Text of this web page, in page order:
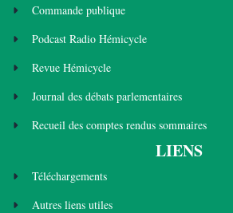
Commande publique
Podcast Radio Hémicycle
Revue Hémicycle
Journal des débats parlementaires
Recueil des comptes rendus sommaires
LIENS
Téléchargements
Autres liens utiles